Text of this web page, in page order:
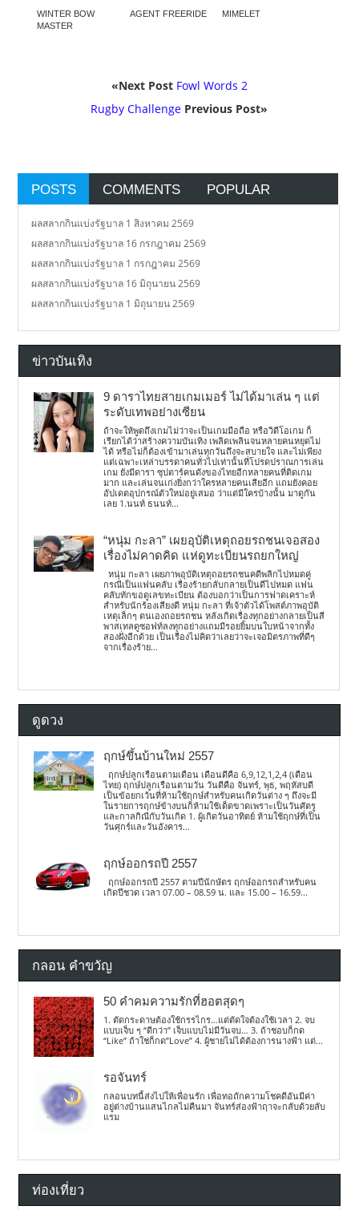
WINTER BOW
MASTER
AGENT FREERIDE MIMELET
«Next Post Fowl Words 2
Rugby Challenge Previous Post»
POSTS COMMENTS POPULAR
ผลสลากกินแบ่งรัฐบาล 1 สิงหาคม 2569
ผลสลากกินแบ่งรัฐบาล 16 กรกฎาคม 2569
ผลสลากกินแบ่งรัฐบาล 1 กรกฎาคม 2569
ผลสลากกินแบ่งรัฐบาล 16 มิถุนายน 2569
ผลสลากกินแบ่งรัฐบาล 1 มิถุนายน 2569
ข่าวบันเทิง
9 ดาราไทยสายเกมเมอร์ ไม่ได้มาเล่น ๆ แต่
ระดับเทพอย่างเซียน
ถ้าจะให้พูดถึงเกมไม่ว่าจะเป็นเกมมือถือ หรือวิดีโอเกม ก็
เรียกได้ว่าสร้างความบันเทิง เพลิดเพลินจนหลายคนหยุดไม่
ได้ หรือไม่ก็ต้องเข้ามาเล่นทุกวันถึงจะสบายใจ และไม่เพียง
แต่เฉพาะเหล่าบรรดาคนทั่วไปเท่านั้นที่โปรดปราณการเล่น
เกม ยังมีดารา ซุปตาร์คนดังของไทยอีกหลายคนที่ติดเกม
มาก และเล่นจนเก่งยิ่งกว่าใครหลายคนเสียอีก แถมยังคอย
อัปเดตอุปกรณ์ตัวใหม่อยู่เสมอ ว่าแต่มีใครบ้างนั้น มาดูกัน
เลย 1.นนท์ ธนนท์...
“หนุ่ม กะลา” เผยอุบัติเหตุถอยรถชนเจอสอง
เรื่องไม่คาดคิด แห่ดูทะเบียนรถยกใหญ่
หนุ่ม กะลา เผยภาพอุบัติเหตุถอยรถชนคดีพลิกไปหมดคู่
กรณีเป็นแฟนคลับ เรื่องร้ายกลับกลายเป็นดีไปหมด แฟน
คลับทักขอดูเลขทะเบียน ต้องบอกว่าเป็นการฟาดเคราะห์
สำหรับนักร้องเสียงดี หนุ่ม กะลา ที่เจ้าตัวได้โพสต์ภาพอุบัติ
เหตุเล็กๆ ตนเองถอยรถชน หลังเกิดเรื่องทุกอย่างกลายเป็นสี
พาสเทลดูซอฟท์ลงทุกอย่างแถมมีรอยยิ้มบนใบหน้าจากทั้ง
สองฝั่งอีกด้วย เป็นเรื่องไม่คิดว่าเลยว่าจะเจอมิตรภาพที่ดีๆ
จากเรื่องร้าย...
ดูดวง
ฤกษ์ขึ้นบ้านใหม่ 2557
ฤกษ์ปลูกเรือนตามเดือน เดือนดีคือ 6,9,12,1,2,4 (เดือน
ไทย) ฤกษ์ปลูกเรือนตามวัน วันดีคือ จันทร์, พุธ, พฤหัสบดี
เป็นข้อยกเว้นที่ห้ามใช้ฤกษ์สำหรับคนเกิดวันต่าง ๆ ถึงจะมี
ในรายการฤกษ์ข้างบนก็ห้ามใช้เด็ดขาดเพราะเป็นวันศัตรู
และกาลกิณีกับวันเกิด 1. ผู้เกิดวันอาทิตย์ ห้ามใช้ฤกษ์ที่เป็น
วันศุกร์และวันอังคาร...
ฤกษ์ออกรถปี 2557
ฤกษ์ออกรถปี 2557 ตามปีนักษัตร ฤกษ์ออกรถสำหรับคน
เกิดปีชวด เวลา 07.00 – 08.59 น. และ 15.00 – 16.59...
กลอน คำขวัญ
50 คำคมความรักที่ฮอตสุดๆ
1. ตัดกระดาษต้องใช้กรรไกร…แต่ตัดใจต้องใช้เวลา 2. จบ
แบบเจ็บ ๆ “ดีกว่า” เจ็บแบบไม่มีวันจบ… 3. ถ้าชอบก็กด
“Like” ถ้าใช่ก็กด”Love” 4. ผู้ชายไม่ได้ต้องการนางฟ้า แต่...
รอจันทร์
กลอนบทนี้ส่งไปให้เพื่อนรัก เพื่อทอถักความโชคดีอันมีค่า
อยู่ต่างบ้านแสนไกลไม่คืนมา จันทร์ส่องฟ้าฤาจะกลับด้วยลับ
แรม
ท่องเที่ยว